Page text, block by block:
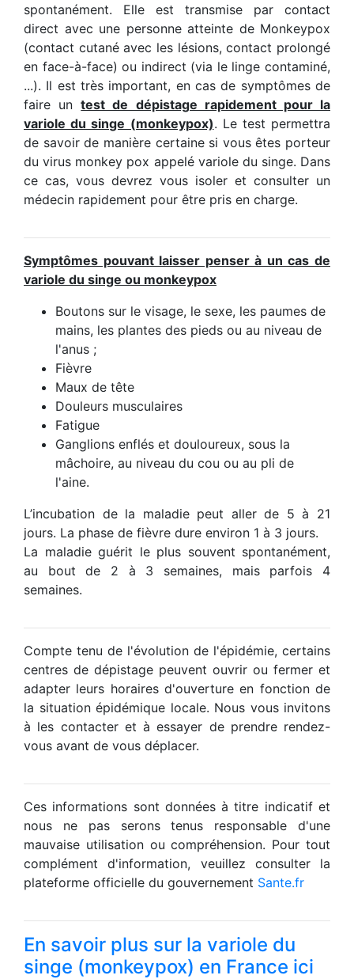
spontanément. Elle est transmise par contact
direct avec une personne atteinte de Monkeypox
(contact cutané avec les lésions, contact prolongé
en face-à-face) ou indirect (via le linge contaminé,
...). Il est très important, en cas de symptômes de
faire untest de dépistage rapidement pour la
variole du singe (monkeypox). Le test permettra
de savoir de manière certaine si vous êtes porteur
du virus monkey pox appelé variole du singe. Dans
ce cas, vous devrez vous isoler et consulter un
médecin rapidement pour être pris en charge.
Symptômes pouvant laisser penser à un cas de
variole du singe ou monkeypox
Boutons sur le visage, le sexe, les paumes de
mains, les plantes des pieds ou au niveau de
l'anus ;
Fièvre
Maux de tête
Douleurs musculaires
Fatigue
Ganglions enflés et douloureux, sous la
mâchoire, au niveau du cou ou au pli de
l'aine.
L’incubation de la maladie peut aller de 5 à 21
jours. La phase de fièvre dure environ 1 à 3 jours.
La maladie guérit le plus souvent spontanément,
au bout de 2 à 3 semaines, mais parfois 4
semaines.
Compte tenu de l'évolution de l'épidémie, certains
centres de dépistage peuvent ouvrir ou fermer et
adapter leurs horaires d'ouverture en fonction de
la situation épidémique locale. Nous vous invitons
à les contacter et à essayer de prendre rendez-
vous avant de vous déplacer.
Ces informations sont données à titre indicatif et
nous ne pas serons tenus responsable d'une
mauvaise utilisation ou compréhension. Pour tout
complément d'information, veuillez consulter la
plateforme officielle du gouvernement Sante.fr
En savoir plus sur la variole du
singe (monkeypox) en France ici